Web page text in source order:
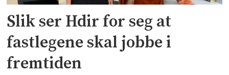
Slik ser Hdir for seg at
fastlegene skal jobbe i
fremtiden